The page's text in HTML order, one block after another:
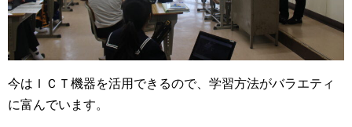
今はＩＣＴ機器を活用できるので、学習方法がバラエティ
に富んでいます。